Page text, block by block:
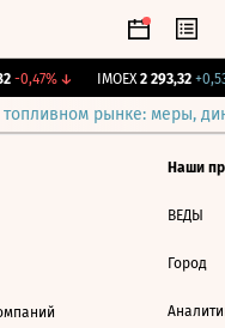
-0,47%↓ IMOEX 2 293,32
рынке: меры,
Наши
ВЕДЫ
Город